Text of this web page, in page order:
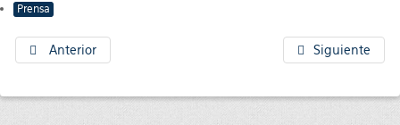
Prensa
Anterior Siguiente